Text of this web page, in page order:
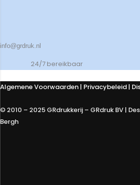
info@grdruk.nl
24/7 bereikbaar
Algemene Voorwaarden | Privacybeleid |
© 2010 – 2025 GRdrukkerij – GRdruk BV |
Bergh